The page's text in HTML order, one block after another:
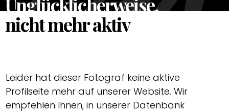
nicht mehr aktiv
Leider hat dieser Fotograf keine aktive
Profilseite mehr auf unserer Website. Wir
empfehlen Ihnen, in unserer Datenbank